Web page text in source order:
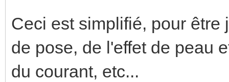
Ceci est simplifié, pour être
de pose, de l'effet de peau
du courant, etc...